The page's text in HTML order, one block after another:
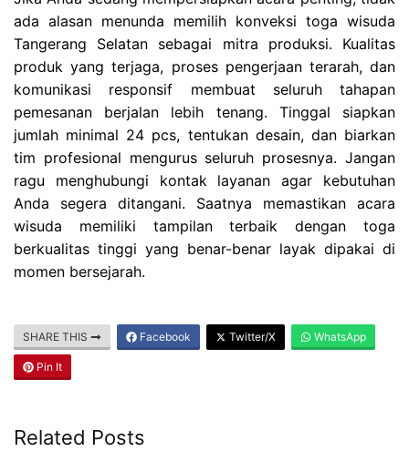
ada alasan menunda memilih konveksi toga wisuda
Tangerang Selatan sebagai mitra produksi. Kualitas
produk yang terjaga, proses pengerjaan terarah, dan
komunikasi responsif membuat seluruh tahapan
pemesanan berjalan lebih tenang. Tinggal siapkan
jumlah minimal 24 pcs, tentukan desain, dan biarkan
tim profesional mengurus seluruh prosesnya. Jangan
ragu menghubungi kontak layanan agar kebutuhan
Anda segera ditangani. Saatnya memastikan acara
wisuda memiliki tampilan terbaik dengan toga
berkualitas tinggi yang benar-benar layak dipakai di
momen bersejarah.
SHARE THIS Facebook Twitter/X WhatsApp
Pin It
Related Posts